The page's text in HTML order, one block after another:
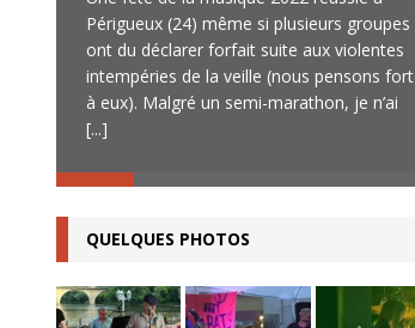
Périgueux (24) même si plusieurs groupes
ont du déclarer forfait suite aux violentes
intempéries de la veille (nous pensons fort
à eux). Malgré un semi-marathon, je n’ai
[...]
QUELQUES PHOTOS